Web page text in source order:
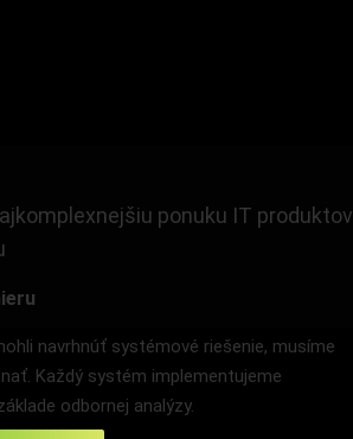
ponuku IT produktov
navrhnúť systémové riešenie, musíme
Každý systém implementujeme
odbornej analýzy.